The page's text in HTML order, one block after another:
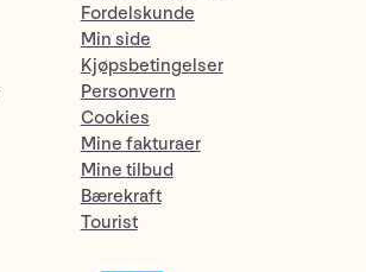
Fordelskunde
Min side
Kjøpsbetingelser
Personvern
Cookies
Mine fakturaer
Mine tilbud
Bærekraft
Tourist